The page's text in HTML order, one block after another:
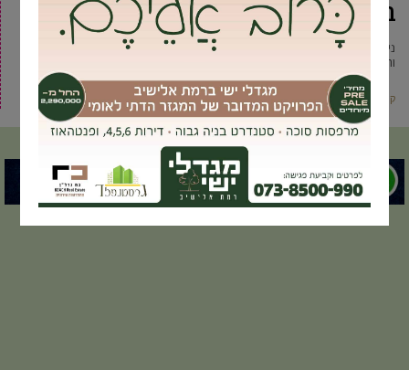
בגבעתיים והסביבה
ניהול עסקים זה לא משחק ילדים. אם תשאלו בעלי עסקים באזור גבעתיים
והסביבה תגלו שרבים מהם חוו קשיים ויש גם
קרא עוד ←